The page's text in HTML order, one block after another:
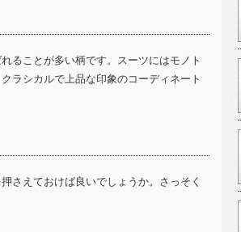
ることが多い柄です。スーツにはモノト
ラシカルで上品な印象のコーディネート
さえておけば良いでしょうか。さっそく